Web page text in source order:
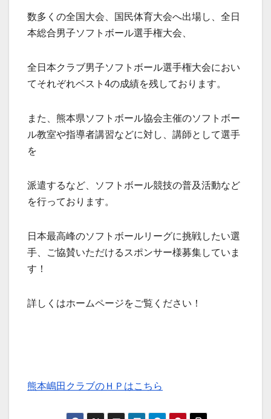
数多くの全国大会、国民体育大会へ出場し、全日
本総合男子ソフトボール選手権大会、
全日本クラブ男子ソフトボール選手権大会におい
てそれぞれベスト4の成績を残しております。
また、熊本県ソフトボール協会主催のソフトボー
ル教室や指導者講習などに対し、講師として選手
を
派遣するなど、ソフトボール競技の普及活動など
を行っております。
日本最高峰のソフトボールリーグに挑戦したい選
手、ご協賛いただけるスポンサー様募集していま
す！
詳しくはホームページをご覧ください！
熊本嶋田クラブのＨＰはこちら